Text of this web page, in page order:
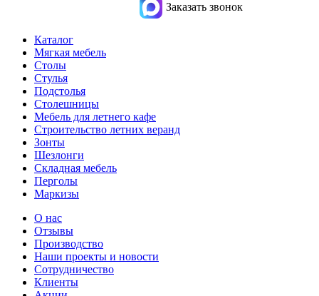
Заказать звонок
Каталог
Мягкая мебель
Столы
Стулья
Подстолья
Столешницы
Мебель для летнего кафе
Строительство летних веранд
Зонты
Шезлонги
Складная мебель
Перголы
Маркизы
О нас
Отзывы
Производство
Наши проекты и новости
Сотрудничество
Клиенты